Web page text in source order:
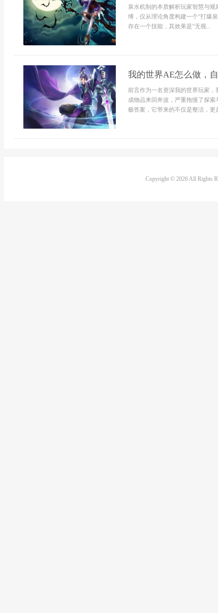
泉水机制的本质解析玩家智慧与
缚，仅从理论角度构建一个“打爆
存在一个技能，其效果是“无视...
我的世界AE怎么做，
前言作为一名资深我的世界玩家
成物品来回奔波，严重拖慢了探
极答案，它带来的不仅是整洁，更
Copyright © 2026 All Rights